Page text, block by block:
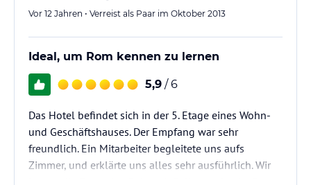
Vor 12 Jahren • Verreist als Paar im Oktober 2013
Ideal, um Rom kennen zu lernen
5,9 / 6
Das Hotel befindet sich in der 5. Etage eines Wohn-
und Geschäftshauses. Der Empfang war sehr
freundlich. Ein Mitarbeiter begleitete uns aufs
Zimmer, und erklärte uns alles sehr ausführlich. Wir